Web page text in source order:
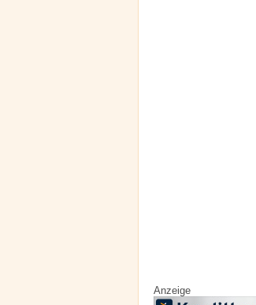
Anzeige